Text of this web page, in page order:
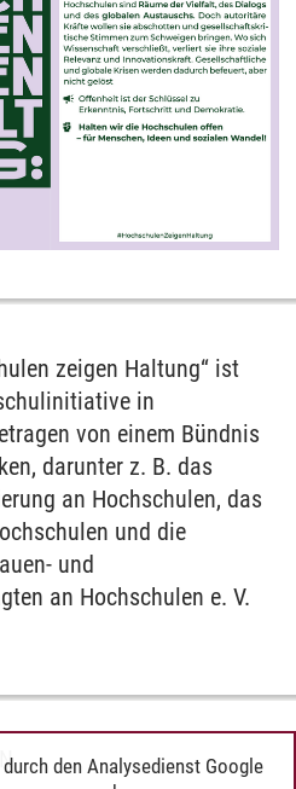
zeigen Haltung“ ist
in
von einem Bündnis
darunter z. B. das
an Hochschulen, das
und die
und
an Hochschulen e. V.
den Analysedienst Google